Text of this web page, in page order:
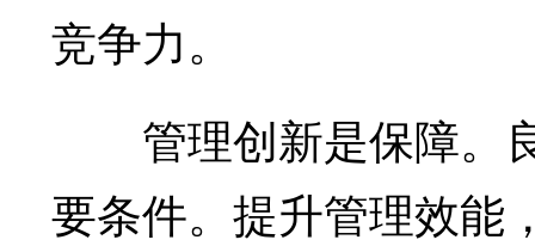
竞争力。
管理创新是保障。
要条件。提升管理效能